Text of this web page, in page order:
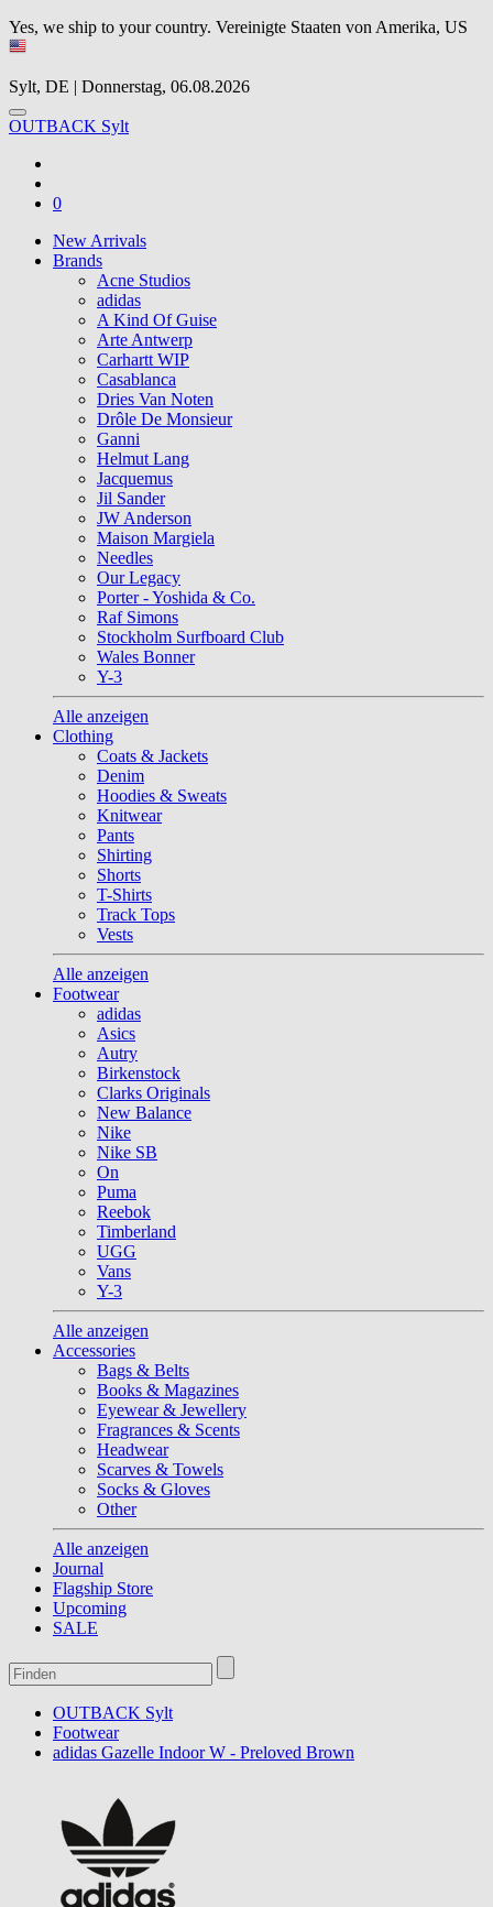
Yes, we ship to your country. Vereinigte Staaten von Amerika, US
Sylt, DE | Donnerstag, 06.08.2026
OUTBACK Sylt
0
New Arrivals
Brands
Acne Studios
adidas
A Kind Of Guise
Arte Antwerp
Carhartt WIP
Casablanca
Dries Van Noten
Drôle De Monsieur
Ganni
Helmut Lang
Jacquemus
Jil Sander
JW Anderson
Maison Margiela
Needles
Our Legacy
Porter - Yoshida & Co.
Raf Simons
Stockholm Surfboard Club
Wales Bonner
Y-3
Alle anzeigen
Clothing
Coats & Jackets
Denim
Hoodies & Sweats
Knitwear
Pants
Shirting
Shorts
T-Shirts
Track Tops
Vests
Alle anzeigen
Footwear
adidas
Asics
Autry
Birkenstock
Clarks Originals
New Balance
Nike
Nike SB
On
Puma
Reebok
Timberland
UGG
Vans
Y-3
Alle anzeigen
Accessories
Bags & Belts
Books & Magazines
Eyewear & Jewellery
Fragrances & Scents
Headwear
Scarves & Towels
Socks & Gloves
Other
Alle anzeigen
Journal
Flagship Store
Upcoming
SALE
OUTBACK Sylt
Footwear
adidas Gazelle Indoor W - Preloved Brown